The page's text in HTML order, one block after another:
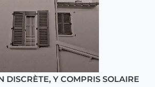
DISCRÈTE, Y COMPRIS SOLAIRE